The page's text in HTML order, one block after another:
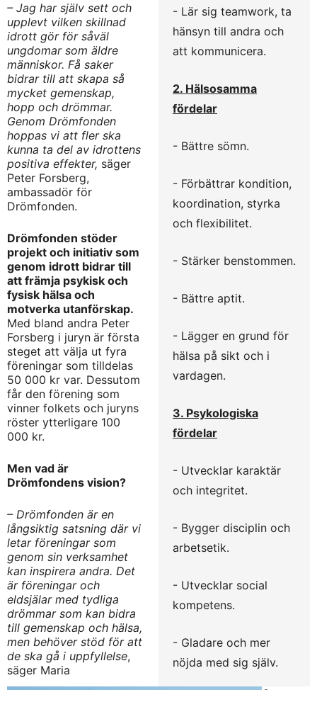
- Lär sig teamwork, ta
hänsyn till andra och
att kommunicera.
2. Hälsosamma
fördelar
- Bättre sömn.
- Förbättrar kondition,
koordination, styrka
och flexibilitet.
- Stärker benstommen.
- Bättre aptit.
- Lägger en grund för
hälsa på sikt och i
vardagen.
3. Psykologiska
fördelar
- Utvecklar karaktär
och integritet.
- Bygger disciplin och
arbetsetik.
- Utvecklar social
kompetens.
- Gladare och mer
nöjda med sig själv.
– Jag har själv sett och
upplevt vilken skillnad
idrott gör för såväl
ungdomar som äldre
människor. Få saker
bidrar till att skapa så
mycket gemenskap,
hopp och drömmar.
Genom Drömfonden
hoppas vi att fler ska
kunna ta del av idrottens
positiva effekter, säger
Peter Forsberg,
ambassadör för
Drömfonden.
Drömfonden stöder
projekt och initiativ som
genom idrott bidrar till
att främja psykisk och
fysisk hälsa och
motverka utanförskap.
Med bland andra Peter
Forsberg i juryn är första
steget att välja ut fyra
föreningar som tilldelas
50 000 kr var. Dessutom
får den förening som
vinner folkets och juryns
röster ytterligare 100
000 kr.
Men vad är
Drömfondens vision?
– Drömfonden är en
långsiktig satsning där vi
letar föreningar som
genom sin verksamhet
kan inspirera andra. Det
är föreningar och
eldsjälar med tydliga
drömmar som kan bidra
till gemenskap och hälsa,
men behöver stöd för att
de ska gå i uppfyllelse,
säger Maria
Guggen